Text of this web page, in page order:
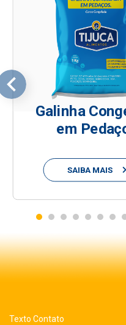
Galinha
em
SAIBA MAIS
Texto Contato